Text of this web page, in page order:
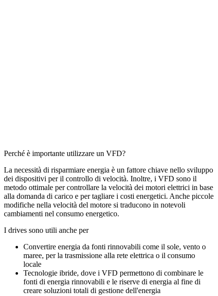
Perché è importante utilizzare un VFD?
La necessità di risparmiare energia è un fattore chiave nello sviluppo
dei dispositivi per il controllo di velocità. Inoltre, i VFD sono il
metodo ottimale per controllare la velocità dei motori elettrici in base
alla domanda di carico e per tagliare i costi energetici. Anche piccole
modifiche nella velocità del motore si traducono in notevoli
cambiamenti nel consumo energetico.
I drives sono utili anche per
Convertire energia da fonti rinnovabili come il sole, vento o
maree, per la trasmissione alla rete elettrica o il consumo
locale
Tecnologie ibride, dove i VFD permettono di combinare le
fonti di energia rinnovabili e le riserve di energia al fine di
creare soluzioni totali di gestione dell'energia